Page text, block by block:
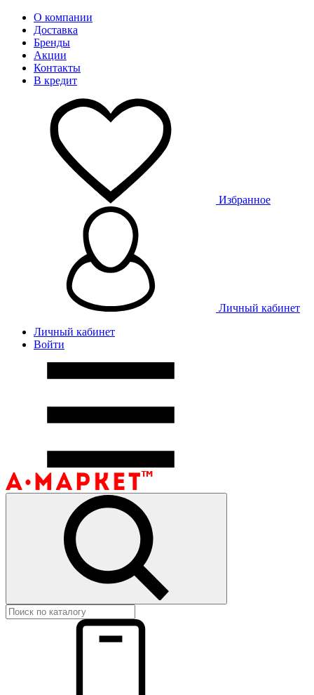
О компании
Доставка
Бренды
Акции
Контакты
В кредит
Избранное
Личный кабинет
Личный кабинет
Войти